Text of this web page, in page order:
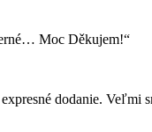
Moc Děkujem!“
dodanie.